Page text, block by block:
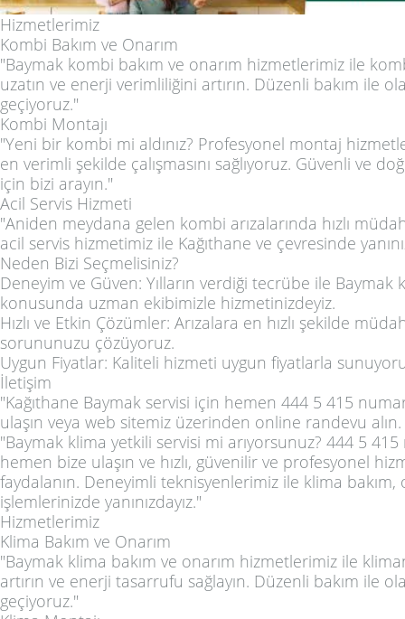
Hizmetlerimiz
Kombi Bakım ve Onarım
"Baymak kombi bakım ve onarım hizmetlerimiz ile
uzatın ve enerji verimliliğini artırın. Düzenli bakım ile
geçiyoruz."
Kombi Montajı
"Yeni bir kombi mi aldınız? Profesyonel montaj
en verimli şekilde çalışmasını sağlıyoruz. Güvenli ve
için bizi arayın."
Acil Servis Hizmeti
"Aniden meydana gelen kombi arızalarında hızlı
acil servis hizmetimiz ile Kağıthane ve çevresinde
Neden Bizi Seçmelisiniz?
Deneyim ve Güven: Yılların verdiği tecrübe ile Baymak
konusunda uzman ekibimizle hizmetinizdeyiz.
Hızlı ve Etkin Çözümler: Arızalara en hızlı şekilde
sorununuzu çözüyoruz.
Uygun Fiyatlar: Kaliteli hizmeti uygun fiyatlarla
İletişim
"Kağıthane Baymak servisi için hemen 444 5 415
ulaşın veya web sitemiz üzerinden online randevu alın.
"Baymak klima yetkili servisi mi arıyorsunuz? 444 5
hemen bize ulaşın ve hızlı, güvenilir ve profesyonel
faydalanın. Deneyimli teknisyenlerimiz ile klima bakım,
işlemlerinizde yanınızdayız."
Hizmetlerimiz
Klima Bakım ve Onarım
"Baymak klima bakım ve onarım hizmetlerimiz ile
artırın ve enerji tasarrufu sağlayın. Düzenli bakım ile
geçiyoruz."